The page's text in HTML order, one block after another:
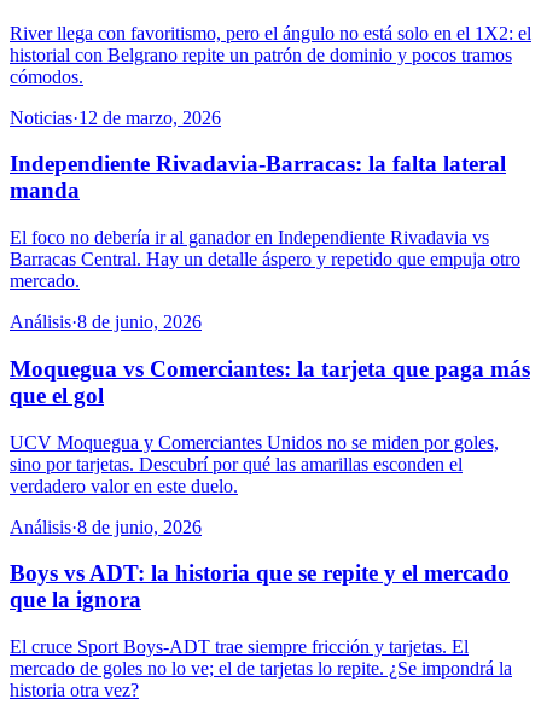
River llega con favoritismo, pero el ángulo no está solo en el 1X2: el
historial con Belgrano repite un patrón de dominio y pocos tramos
cómodos.
Noticias·12 de marzo, 2026
Independiente Rivadavia-Barracas: la falta lateral
manda
El foco no debería ir al ganador en Independiente Rivadavia vs
Barracas Central. Hay un detalle áspero y repetido que empuja otro
mercado.
Análisis·8 de junio, 2026
Moquegua vs Comerciantes: la tarjeta que paga más
que el gol
UCV Moquegua y Comerciantes Unidos no se miden por goles,
sino por tarjetas. Descubrí por qué las amarillas esconden el
verdadero valor en este duelo.
Análisis·8 de junio, 2026
Boys vs ADT: la historia que se repite y el mercado
que la ignora
El cruce Sport Boys-ADT trae siempre fricción y tarjetas. El
mercado de goles no lo ve; el de tarjetas lo repite. ¿Se impondrá la
historia otra vez?